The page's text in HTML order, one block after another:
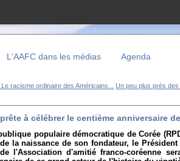
L'AAFC dans les médias Agenda
Le racisme ordinaire des Américains... Un peu plus près des
à célébrer le centième anniversaire
populaire démocratique de Corée
la naissance de son fondateur, le
l'Association d'amitié franco-coréenne